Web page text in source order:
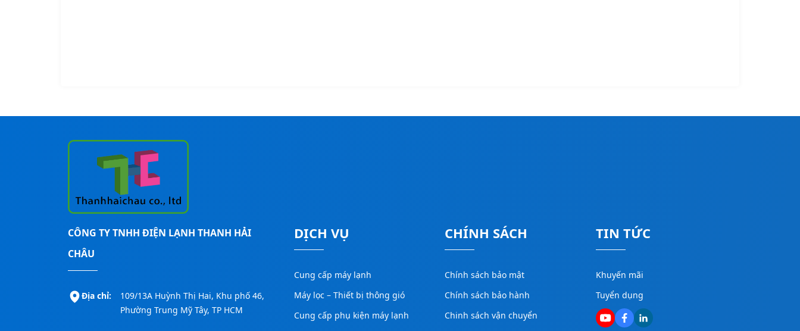
CÔNG TY TNHH ĐIỆN LẠNH THANH HẢI
CHÂU
Địa chỉ:
109/13A Huỳnh Thị Hai, Khu phố 46,
Phường Trung Mỹ Tây, TP HCM
DỊCH VỤ
Cung cấp máy lạnh
Máy lọc – Thiết bị thông gió
Cung cấp phụ kiện máy lạnh
CHÍNH SÁCH
Chính sách bảo mật
Chính sách bảo hành
Chinh sách vận chuyển
TIN TỨC
Khuyến mãi
Tuyển dụng